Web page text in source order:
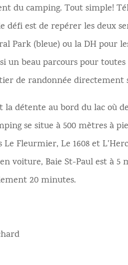
du camping. Tout simple!
défi est de repérer les deux
Park (bleue) ou la DH pour
un beau parcours pour
de randonnée directement
la détente au bord du lac où
se situe à 500 mètres à
Fleurmier, Le 1608 et
voiture, Baie St-Paul est à
20 minutes.